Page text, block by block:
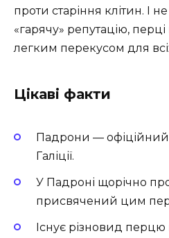
проти старіння клітин. І
«гарячу» репутацію,
легким перекусом для
Цікаві факти
Падрони — офіційний
Галіції.
У Падроні щорічно
присвячений цим
Існує різновид